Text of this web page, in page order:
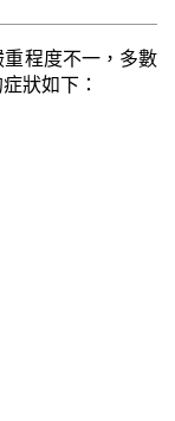
程度不一，多數
狀如下：